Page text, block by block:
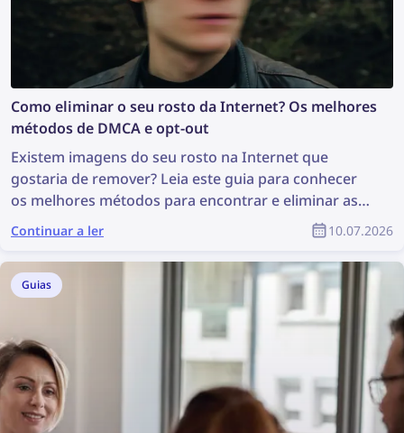
Como eliminar o seu rosto da Internet? Os melhores
métodos de DMCA e opt-out
Existem imagens do seu rosto na Internet que
gostaria de remover? Leia este guia para conhecer
os melhores métodos para encontrar e eliminar as
suas fotografias online!
Continuar a ler 10.07.2026
Guias